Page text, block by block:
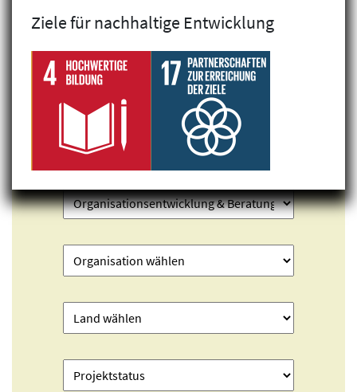
Projekte finden
Ziele für nachhaltige Entwicklung